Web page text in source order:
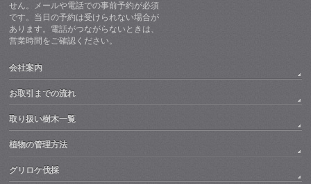
せん。メールや電話での事前予約が必須
です。当日の予約は受けられない場合が
あります。電話がつながらないときは、
営業時間をご確認ください。
会社案内
お取引までの流れ
取り扱い樹木一覧
植物の管理方法
グリロケ伐採